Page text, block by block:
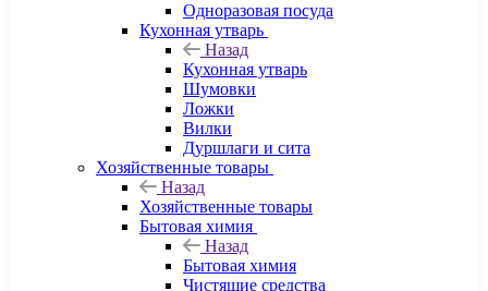
Одноразовая посуда
Кухонная утварь
Назад
Кухонная утварь
Шумовки
Ложки
Вилки
Дуршлаги и сита
Хозяйственные товары
Назад
Хозяйственные товары
Бытовая химия
Назад
Бытовая химия
Чистящие средства